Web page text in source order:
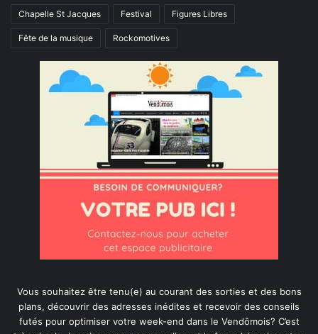
Chapelle St Jacques Festival Figures Libres
Fête de la musique Rockomotives
Vous souhaitez être tenu(e) au courant des sorties et des bons
plans, découvrir des adresses inédites et recevoir des conseils
futés pour optimiser votre week-end dans le Vendômois? C’est